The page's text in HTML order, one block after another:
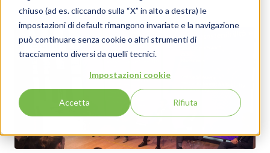
chiuso (ad es. cliccando sulla “X” in alto a destra) le
impostazioni di default rimangono invariate e la navigazione
può continuare senza cookie o altri strumenti di
tracciamento diversi da quelli tecnici.
Impostazioni cookie
Accetta Rifiuta
Eventi